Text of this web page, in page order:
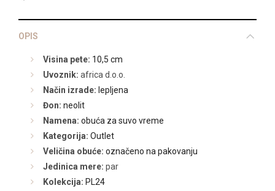
OPIS
Visina pete: 10,5 cm
Uvoznik: africa d.o.o.
Način izrade: lepljena
Đon: neolit
Namena: obuća za suvo vreme
Kategorija: Outlet
Veličina obuće: označeno na pakovanju
Jedinica mere: par
Kolekcija: PL24